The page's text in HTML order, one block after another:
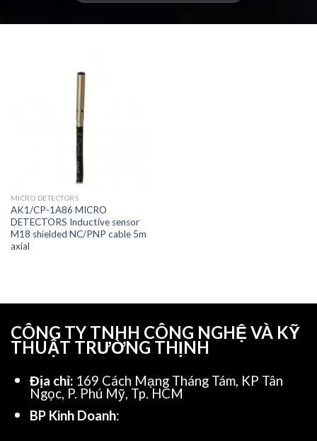
MICRO DETECTORS
AK1/CP-1A86 MICRO
DETECTORS Inductive sensor
M18 shielded NC/PNP cable 5m
axial
CÔNG TY TNHH CÔNG NGHỆ VÀ KỸ
THUẬT TRƯỜNG THỊNH
Địa chỉ: 169 Cách Mạng Tháng Tám, KP Tân
Ngọc, P. Phú Mỹ, Tp. HCM
BP Kinh Doanh: